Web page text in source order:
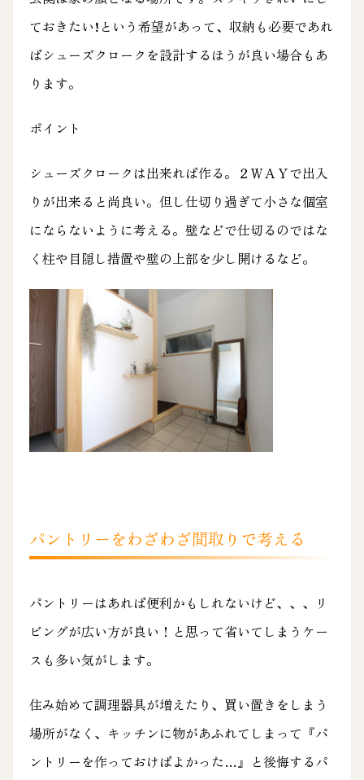
ておきたい!という希望があって、収納も必要であれ
ばシューズクロークを設計するほうが良い場合もあ
ります。
ポイント
シューズクロークは出来れば作る。２ＷＡＹで出入
りが出来ると尚良い。但し仕切り過ぎて小さな個室
にならないように考える。壁などで仕切るのではな
く柱や目隠し措置や壁の上部を少し開けるなど。
パントリーをわざわざ間取りで考える
パントリーはあれば便利かもしれないけど、、、リ
ビングが広い方が良い！と思って省いてしまうケー
スも多い気がします。
住み始めて調理器具が増えたり、買い置きをしまう
場所がなく、キッチンに物があふれてしまって『パ
ントリーを作っておけばよかった…』と後悔するパ